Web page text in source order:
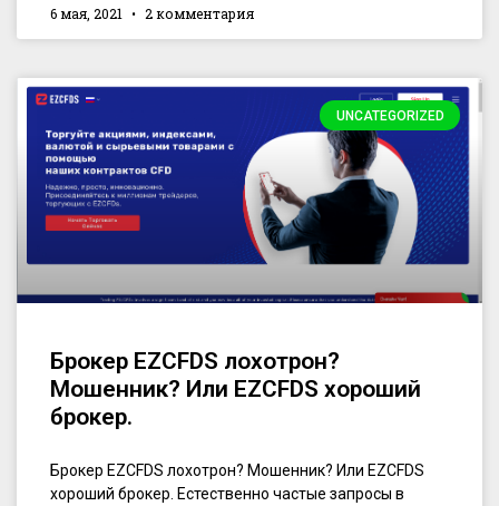
6 мая, 2021 2 комментария
UNCATEGORIZED
Брокер EZCFDS лохотрон?
Мошенник? Или EZCFDS хороший
брокер.
Брокер EZCFDS лохотрон? Мошенник? Или EZCFDS
хороший брокер. Естественно частые запросы в